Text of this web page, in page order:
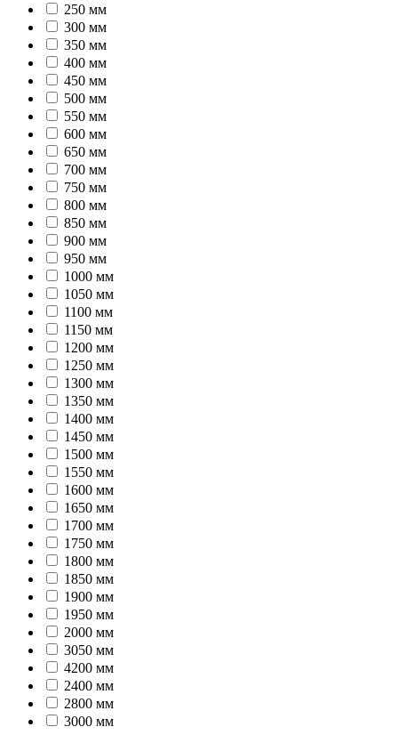
250 мм
300 мм
350 мм
400 мм
450 мм
500 мм
550 мм
600 мм
650 мм
700 мм
750 мм
800 мм
850 мм
900 мм
950 мм
1000 мм
1050 мм
1100 мм
1150 мм
1200 мм
1250 мм
1300 мм
1350 мм
1400 мм
1450 мм
1500 мм
1550 мм
1600 мм
1650 мм
1700 мм
1750 мм
1800 мм
1850 мм
1900 мм
1950 мм
2000 мм
3050 мм
4200 мм
2400 мм
2800 мм
3000 мм